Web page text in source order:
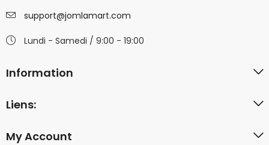
support@jomlamart.com
Lundi - Samedi / 9:00 - 19:00
Information
Liens:
My Account